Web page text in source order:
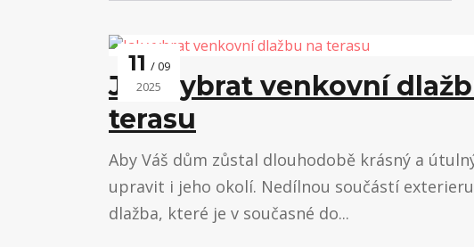
11 09
2025
Jak vybrat venkovní
terasu
Aby Váš dům zůstal dlouhodobě krásný a
upravit i jeho okolí. Nedílnou součástí
dlažba, které je v současné do...